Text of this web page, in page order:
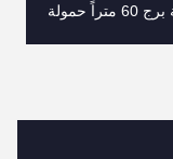
QTZ80 رافعة برج تسلق هيدروليكي,رافعة برج 60 متراً حمولة